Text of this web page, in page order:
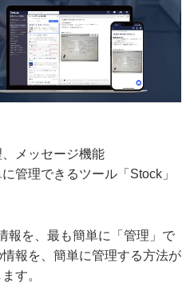
メッセージ機能
管理できるツール「Stock」
報を、最も簡単に「管理」で
報を、簡単に管理する方法が
す。